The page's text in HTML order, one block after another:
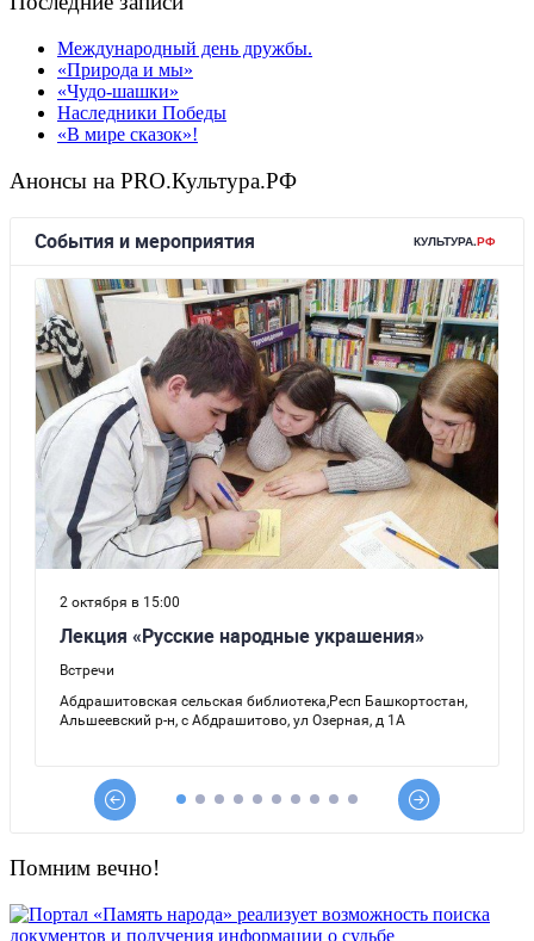
Международный день дружбы.
«Природа и мы»
«Чудо-шашки»
Наследники Победы
«В мире сказок»!
Анонсы на PRO.Культура.РФ
Помним вечно!